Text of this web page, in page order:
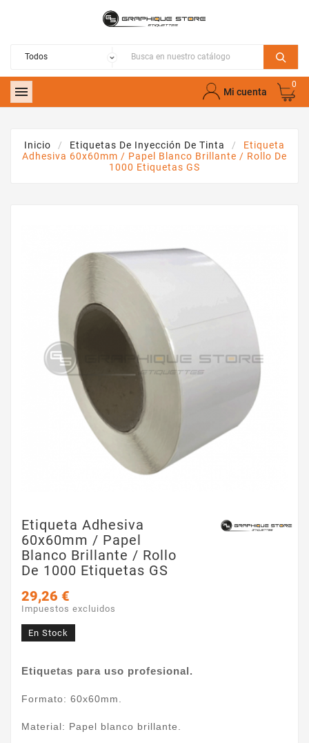
 Mi cuenta
0
Inicio Etiquetas De Inyección De Tinta
Etiqueta
Adhesiva 60x60mm / Papel Blanco Brillante / Rollo De
1000 Etiquetas GS
Etiqueta Adhesiva
60x60mm / Papel
Blanco Brillante / Rollo
De 1000 Etiquetas GS
29,26 €
Impuestos excluidos
En Stock
Etiquetas para uso profesional.
Formato: 60x60mm.
Material: Papel blanco brillante.